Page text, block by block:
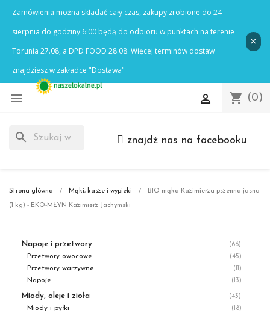
 shopping_cart (0)

search znajdź nas na facebooku
Strona główna Mąki, kasze i wypieki BIO mąka Kazimierza pszenna jasna
(1 kg) - EKO-MŁYN Kazimierz Jachymski
Napoje i przetwory (66)
Przetwory owocowe (45)
Przetwory warzywne (11)
Napoje (13)
Miody, oleje i zioła (43)
Miody i pyłki (18)